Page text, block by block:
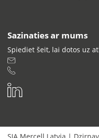
Sazinaties ar mums
Spiediet šeit, lai dotos uz